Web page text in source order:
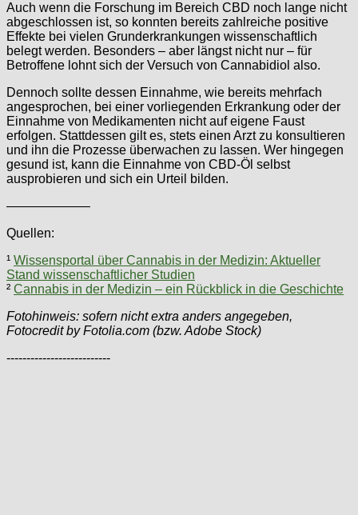
Auch wenn die Forschung im Bereich CBD noch lange nicht
abgeschlossen ist, so konnten bereits zahlreiche positive
Effekte bei vielen Grunderkrankungen wissenschaftlich
belegt werden. Besonders – aber längst nicht nur – für
Betroffene lohnt sich der Versuch von Cannabidiol also.
Dennoch sollte dessen Einnahme, wie bereits mehrfach
angesprochen, bei einer vorliegenden Erkrankung oder der
Einnahme von Medikamenten nicht auf eigene Faust
erfolgen. Stattdessen gilt es, stets einen Arzt zu konsultieren
und ihn die Prozesse überwachen zu lassen. Wer hingegen
gesund ist, kann die Einnahme von CBD-Öl selbst
ausprobieren und sich ein Urteil bilden.
——————–
Quellen:
¹ Wissensportal über Cannabis in der Medizin: Aktueller
Stand wissenschaftlicher Studien
² Cannabis in der Medizin – ein Rückblick in die Geschichte
Fotohinweis: sofern nicht extra anders angegeben,
Fotocredit by Fotolia.com (bzw. Adobe Stock)
--------------------------